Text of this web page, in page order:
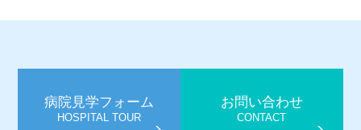
病院見学フォーム
HOSPITAL TOUR
お問い合わせ
CONTACT